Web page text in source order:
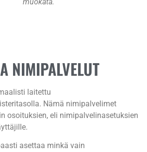
NIMIPALVELUT
laitettu
Nämä nimipalvelimet
osoituksien, eli nimipalvelinasetuksien
asettaa minkä vain